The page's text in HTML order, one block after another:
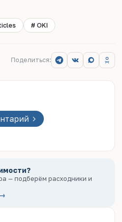
# OKI
Поделиться:
— подберём расходники и